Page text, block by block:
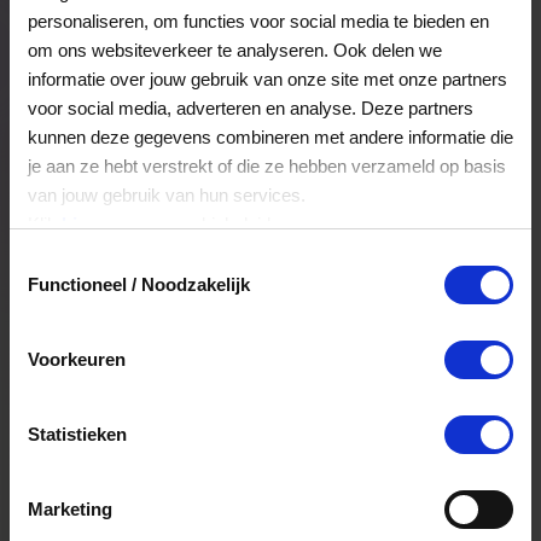
personaliseren, om functies voor social media te bieden en
om ons websiteverkeer te analyseren. Ook delen we
informatie over jouw gebruik van onze site met onze partners
voor social media, adverteren en analyse. Deze partners
kunnen deze gegevens combineren met andere informatie die
je aan ze hebt verstrekt of die ze hebben verzameld op basis
van jouw gebruik van hun services.
Klikhiervoor ons cookiebeleid.
Functioneel / Noodzakelijk
Voorkeuren
Statistieken
Marketing
Veelgestelde Vragen
Kan ik het saldo in delen besteden?
Ja, je mag het saldo van je VVV
cadeaukaart in delen uitgeven.
Het volledige saldo op de VVV cadeaukaart